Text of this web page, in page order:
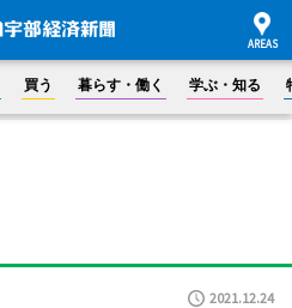
買う 暮らす・働く 学ぶ・知る
2021.12.24